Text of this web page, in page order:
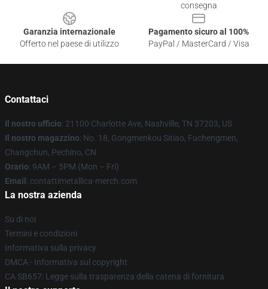
consegna
Garanzia internazionale
Offerto nel paese di utilizzo
Pagamento sicuro al 100%
PayPal / MasterCard / Visa
Contattaci
Il nostro ufficio: 21100 Charlotte Ave, Nashville, TN 37203, US
Il nostro magazzino: No. 18, Gongmenkou Sitiao, Fuchengmen,
Changchun, Pechino, CN
Orario: 9AM – 5PM (Mon – Fri)
Email : contattimetallica-merch.com
La nostra azienda
Su di noi
Termini e condizioni
Informativa sulla privacy
DMCA - Informativa sul copyright
CA SB657: Legge sulla trasparenza della catena di fornitura